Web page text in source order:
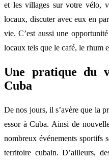
et les villages sur votre vélo,
locaux, discuter avec eux en
vie. C’est aussi une
locaux tels que le café, le rhum
Une pratique du
Cuba
De nos jours, il s’avère que la
essor à Cuba. Ainsi de
nombreux événements sportifs
territoire cubain. D’ailleurs,